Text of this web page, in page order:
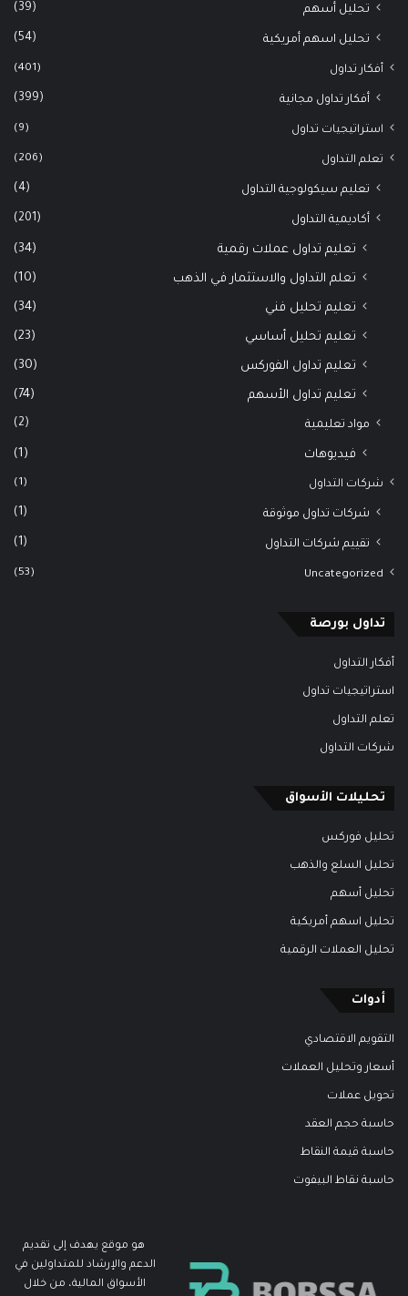
تحليل أسهم (39)
تحليل اسهم أمريكية (54)
أفكار تداول (401)
أفكار تداول مجانية (399)
استراتيجيات تداول (9)
تعلم التداول (206)
تعليم سيكولوجية التداول (4)
أكاديمية التداول (201)
تعليم تداول عملات رقمية (34)
تعلم التداول والاستثمار في الذهب (10)
تعليم تحليل فني (34)
تعليم تحليل أساسي (23)
تعليم تداول الفوركس (30)
تعليم تداول الأسهم (74)
مواد تعليمية (2)
فيديوهات (1)
شركات التداول (1)
شركات تداول موثوقة (1)
تقييم شركات التداول (1)
Uncategorized
(53)
تداول بورصة
أفكار التداول
استراتيجيات تداول
تعلم التداول
شركات التداول
تحليلات الأسواق
تحليل فوركس
تحليل السلع والذهب
تحليل أسهم
تحليل اسهم أمريكية
تحليل العملات الرقمية
أدوات
التقويم الاقتصادي
أسعار وتحليل العملات
تحويل عملات
حاسبة حجم العقد
حاسبة قيمة النقاط
حاسبة نقاط البيفوت
هو موقع يهدف إلى تقديم
الدعم والإرشاد للمتداولين في
الأسواق المالية، من خلال